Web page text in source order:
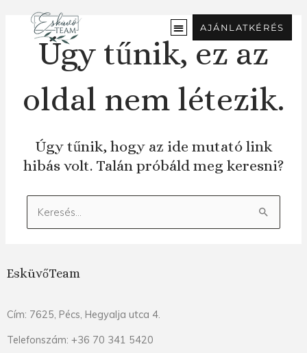
tartalomra
AJÁNLATKÉRÉS
Úgy tűnik, ez az
oldal nem létezik.
Úgy tűnik, hogy az ide mutató link
hibás volt. Talán próbáld meg keresni?
Keresés:
EsküvőTeam
Cím: 7625, Pécs, Hegyalja utca 4.
Telefonszám: +36 70 341 5420